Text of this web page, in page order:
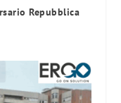
Repubblica